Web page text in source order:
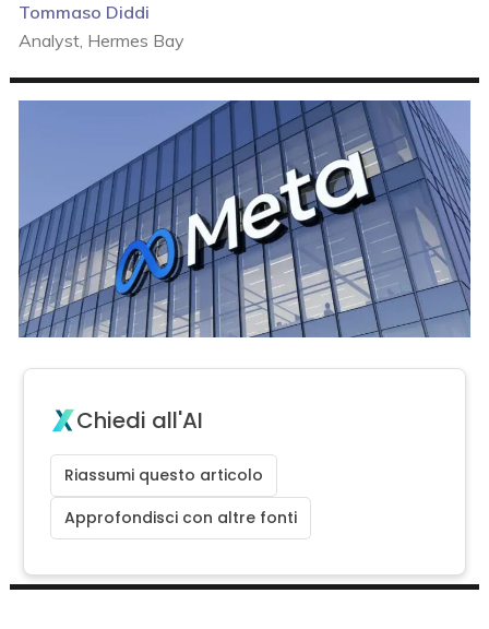
Tommaso Diddi
Analyst, Hermes Bay
Chiedi all'AI
Riassumi questo articolo
Approfondisci con altre fonti